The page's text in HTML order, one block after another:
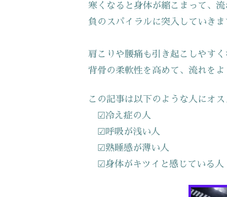
寒くなると身体が縮こまって、
負のスパイラルに突入していきま
肩こりや腰痛も引き起こしやす
背骨の柔軟性を高めて、流れを
この記事は以下のような人にオス
☑冷え症の人
☑呼吸が浅い人
☑熟睡感が薄い人
☑身体がキツイと感じている人